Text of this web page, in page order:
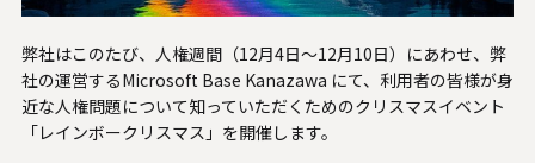
English
U.S. FrontLine
弊社はこのたび、人権週間（12月4日〜12月10日）にあわせ、弊
社の運営するMicrosoft Base Kanazawa にて、利用者の皆様が身
近な人権問題について知っていただくためのクリスマスイベント
「レインボークリスマス」を開催します。